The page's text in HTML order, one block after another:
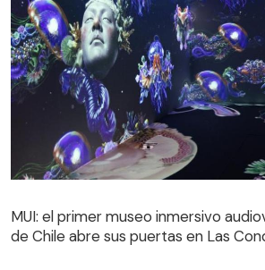
MUI: el primer museo inmersivo
de Chile abre sus puertas en Las